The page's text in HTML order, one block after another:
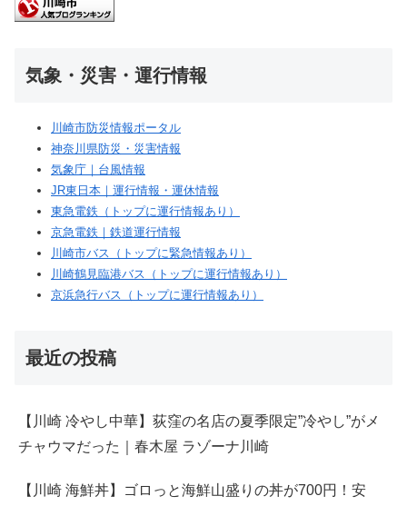
気象・災害・運行情報
川崎市防災情報ポータル
神奈川県防災・災害情報
気象庁｜台風情報
JR東日本｜運行情報・運休情報
東急電鉄（トップに運行情報あり）
京急電鉄｜鉄道運行情報
川崎市バス（トップに緊急情報あり）
川崎鶴見臨港バス（トップに運行情報あり）
京浜急行バス（トップに運行情報あり）
最近の投稿
【川崎 冷やし中華】荻窪の名店の夏季限定”冷やし”がメ
チャウマだった｜春木屋 ラゾーナ川崎
【川崎 海鮮丼】ゴロっと海鮮山盛りの丼が700円！安